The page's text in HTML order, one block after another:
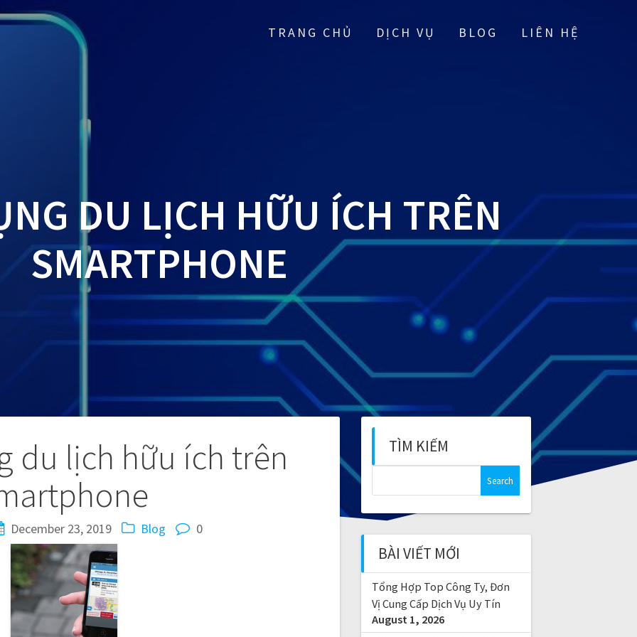
TRANG CHỦ DỊCH VỤ BLOG LIÊN HỆ
DU LỊCH HỮU ÍCH TRÊN
SMARTPHONE
du lịch hữu ích trên
December 23, 2019 Blog 0
TÌM KIẾM
r
c
f
o
r
:
BÀI VIẾT MỚI
Tổng Hợp Top Công Ty, Đơn
Vị Cung Cấp Dịch Vụ Uy Tín
August 1, 2026